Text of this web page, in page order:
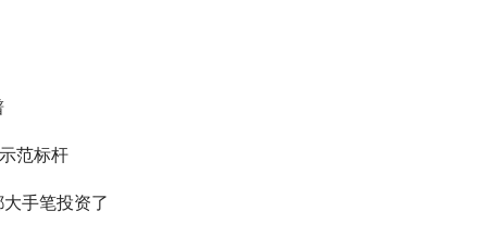
范标杆
手笔投资了